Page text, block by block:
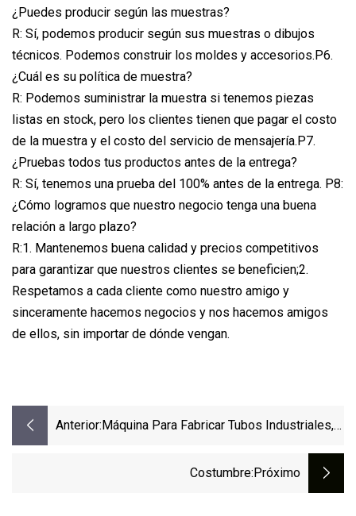
¿Puedes producir según las muestras?
R: Sí, podemos producir según sus muestras o dibujos
técnicos. Podemos construir los moldes y accesorios.P6.
¿Cuál es su política de muestra?
R: Podemos suministrar la muestra si tenemos piezas
listas en stock, pero los clientes tienen que pagar el costo
de la muestra y el costo del servicio de mensajería.P7.
¿Pruebas todos tus productos antes de la entrega?
R: Sí, tenemos una prueba del 100% antes de la entrega. P8:
¿Cómo logramos que nuestro negocio tenga una buena
relación a largo plazo?
R:1. Mantenemos buena calidad y precios competitivos
para garantizar que nuestros clientes se beneficien;2.
Respetamos a cada cliente como nuestro amigo y
sinceramente hacemos negocios y nos hacemos amigos
de ellos, sin importar de dónde vengan.
Anterior:Máquina Para Fabricar Tubos Industriales,
De Tubos, Equipo Para Fabricar Tubos,
Costumbre:próximo